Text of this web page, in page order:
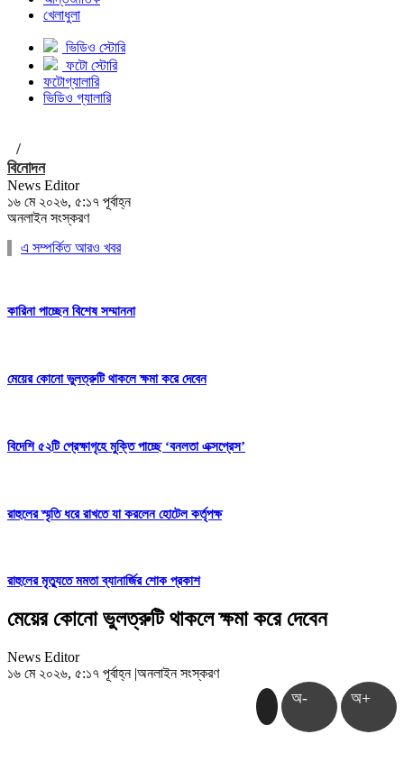
খেলাধুলা
ভিডিও স্টোরি
ফটো স্টোরি
ফটোগ্যালারি
ভিডিও গ্যালারি
/
বিনোদন
News Editor
১৬ মে ২০২৬, ৫:১৭ পূর্বাহ্ন
অনলাইন সংস্করণ
এ সম্পর্কিত আরও খবর
কারিনা পাচ্ছেন বিশেষ সম্মাননা
মেয়ের কোনো ভুলত্রুটি থাকলে ক্ষমা করে দেবেন
বিদেশি ৫২টি প্রেক্ষাগৃহে মুক্তি পাচ্ছে ‘বনলতা এক্সপ্রেস’
রাহুলের স্মৃতি ধরে রাখতে যা করলেন হোটেল কর্তৃপক্ষ
রাহুলের মৃত্যুতে মমতা ব্যানার্জির শোক প্রকাশ
মেয়ের কোনো ভুলত্রুটি থাকলে ক্ষমা করে দেবেন
News Editor
১৬ মে ২০২৬, ৫:১৭ পূর্বাহ্ন |অনলাইন সংস্করণ
অ- অ+